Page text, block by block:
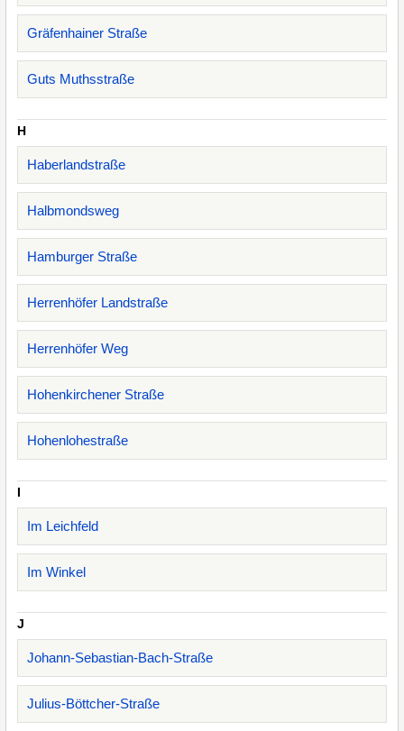
Gräfenhainer Straße
Guts Muthsstraße
H
Haberlandstraße
Halbmondsweg
Hamburger Straße
Herrenhöfer Landstraße
Herrenhöfer Weg
Hohenkirchener Straße
Hohenlohestraße
I
Im Leichfeld
Im Winkel
J
Johann-Sebastian-Bach-Straße
Julius-Böttcher-Straße